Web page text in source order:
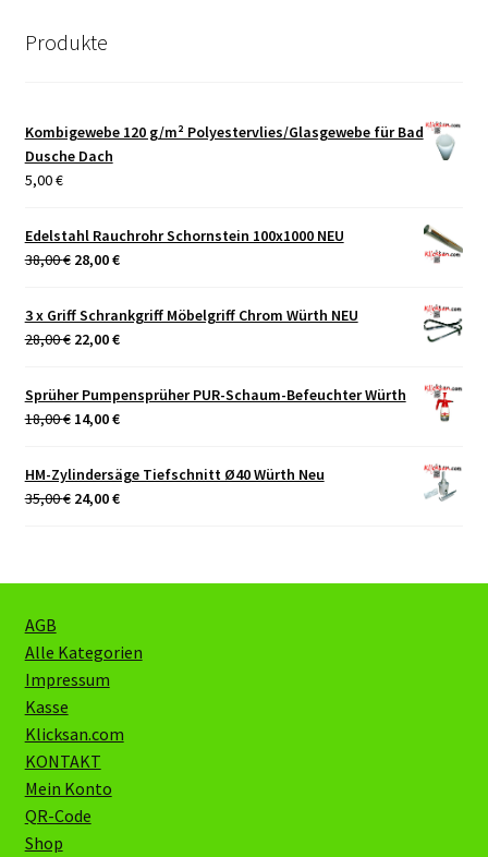
Produkte
Kombigewebe 120 g/m² Polyestervlies/Glasgewebe für Bad
Dusche Dach
5,00€
Edelstahl Rauchrohr Schornstein 100x1000 NEU
38,00€ Ursprünglicher
war:
38,00 €
28,00€Aktueller
ist:
28,00 €.
3 x Griff Schrankgriff Möbelgriff Chrom Würth NEU
28,00€ Ursprünglicher
war:
28,00 €
22,00€Aktueller
22,00 €.
Sprüher Pumpensprüher PUR-Schaum-Befeuchter Würth
18,00€ Ursprünglicher
war:
18,00 €
14,00€Aktueller
ist:
14,00 €.
HM-Zylindersäge Tiefschnitt Ø40 Würth Neu
35,00€ Ursprünglicher
24,00€Aktueller
AGB
Alle Kategorien
Impressum
Kasse
Klicksan.com
KONTAKT
Mein Konto
QR-Code
Shop